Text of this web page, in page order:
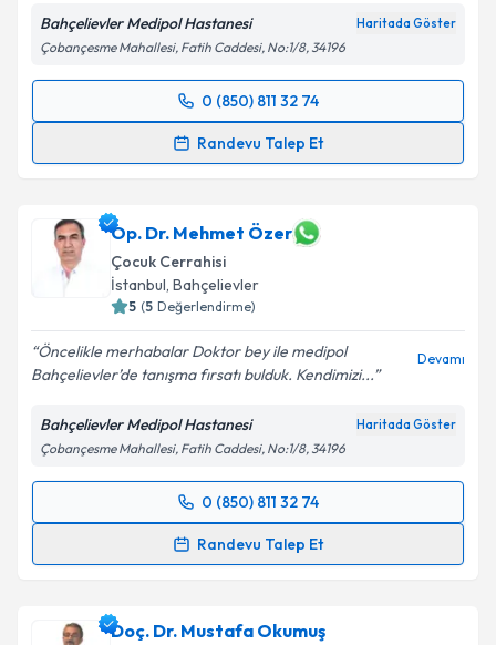
Bahçelievler Medipol Hastanesi Haritada Göster
Çobançesme Mahallesi, Fatih Caddesi, No:1/8, 34196
0 (850) 811 32 74
Randevu Talep Et
Randevu Takvimi Talebi
için bir takvim hazırlandığında e-posta ile
bilgilendireceğiz.
E-posta Adresiniz
Metni'ni okudum ve kişisel verilerimin belirtilen
kapsamda işlenmesini kabul ediyorum.
Takvim Talebini Gönder
Op. Dr. Mehmet Özer
Çocuk Cerrahisi
İstanbul, Bahçelievler
5 (5 Değerlendirme)
Öncelikle merhabalar Doktor bey ile medipol
Bahçelievler’de tanışma fırsatı bulduk. Kendimizi...
Devamı
Bahçelievler Medipol Hastanesi Haritada Göster
Çobançesme Mahallesi, Fatih Caddesi, No:1/8, 34196
0 (850) 811 32 74
Randevu Talep Et
Randevu Takvimi Talebi
takvim hazırlandığında e-posta ile bilgilendireceğiz.
Doç. Dr. Mustafa Okumuş